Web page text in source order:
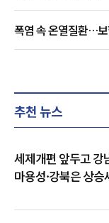
폭염 속 온열질환…
추천 뉴스
세제개편 앞두고
마용성·강북은 상승